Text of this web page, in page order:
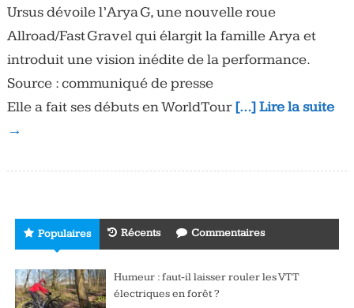
Ursus dévoile l’Arya G, une nouvelle roue
Allroad/Fast Gravel qui élargit la famille Arya et
introduit une vision inédite de la performance.
Source : communiqué de presse
Elle a fait ses débuts en WorldTour[…] Lire la suite
→
Populaires Récents Commentaires
Humeur : faut-il laisser rouler les VTT
électriques en forêt ?